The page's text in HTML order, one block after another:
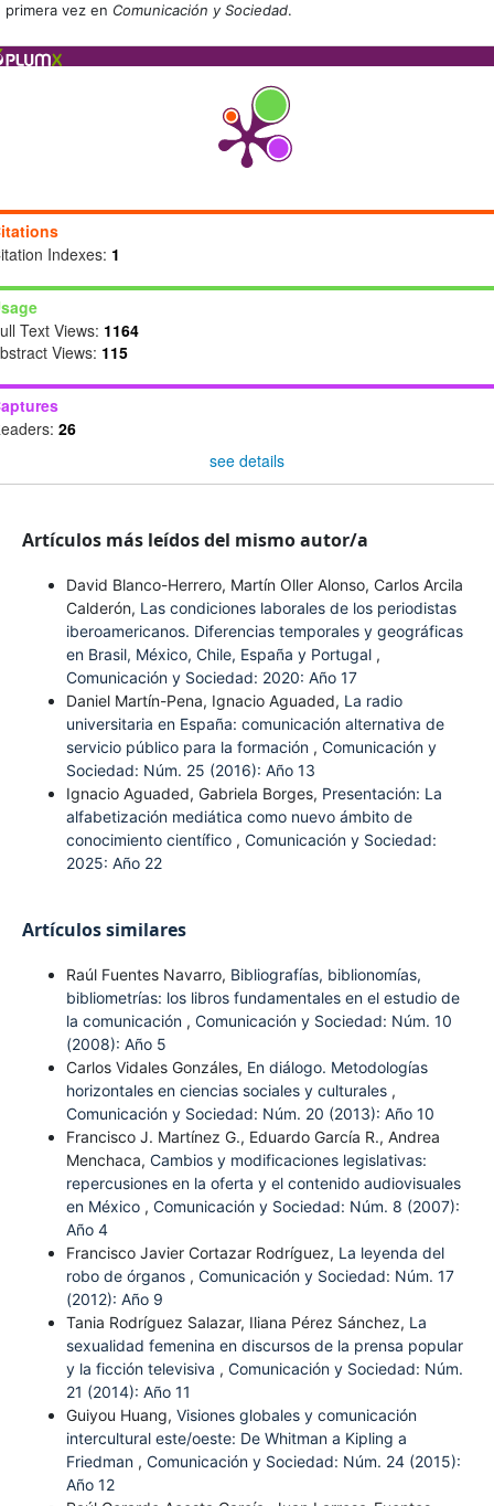
primera vez en Comunicación y Sociedad.
Indexes: 1
Text Views: 1164
Views: 115
26
see details
Artículos más leídos del mismo autor/a
David Blanco-Herrero, Martín Oller Alonso, Carlos Arcila
Calderón, Las condiciones laborales de los periodistas
iberoamericanos. Diferencias temporales y geográficas
en Brasil, México, Chile, España y Portugal ,
Comunicación y Sociedad: 2020: Año 17
Daniel Martín-Pena, Ignacio Aguaded, La radio
universitaria en España: comunicación alternativa de
servicio público para la formación , Comunicación y
Sociedad: Núm. 25 (2016): Año 13
Ignacio Aguaded, Gabriela Borges, Presentación: La
alfabetización mediática como nuevo ámbito de
conocimiento científico , Comunicación y Sociedad:
2025: Año 22
Artículos similares
Raúl Fuentes Navarro, Bibliografías, biblionomías,
bibliometrías: los libros fundamentales en el estudio de
la comunicación , Comunicación y Sociedad: Núm. 10
(2008): Año 5
Carlos Vidales Gonzáles, En diálogo. Metodologías
horizontales en ciencias sociales y culturales ,
Comunicación y Sociedad: Núm. 20 (2013): Año 10
Francisco J. Martínez G., Eduardo García R., Andrea
Menchaca, Cambios y modificaciones legislativas:
repercusiones en la oferta y el contenido audiovisuales
en México , Comunicación y Sociedad: Núm. 8 (2007):
Año 4
Francisco Javier Cortazar Rodríguez, La leyenda del
robo de órganos , Comunicación y Sociedad: Núm. 17
(2012): Año 9
Tania Rodríguez Salazar, Iliana Pérez Sánchez, La
sexualidad femenina en discursos de la prensa popular
y la ficción televisiva , Comunicación y Sociedad: Núm.
21 (2014): Año 11
Guiyou Huang, Visiones globales y comunicación
intercultural este/oeste: De Whitman a Kipling a
Friedman , Comunicación y Sociedad: Núm. 24 (2015):
Año 12